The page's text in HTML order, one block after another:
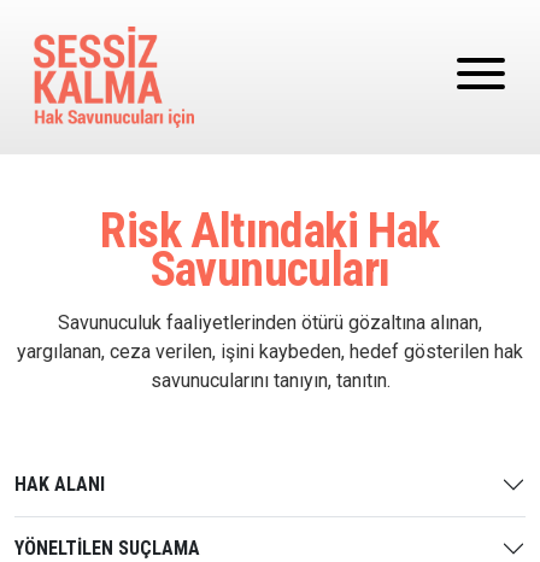
Risk Altındaki Hak
Savunucuları
Savunuculuk faaliyetlerinden ötürü gözaltına alınan,
yargılanan, ceza verilen, işini kaybeden, hedef gösterilen hak
savunucularını tanıyın, tanıtın.
HAK ALANI
YÖNELTİLEN SUÇLAMA